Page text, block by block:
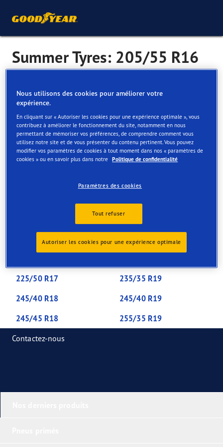
Summer Tyres: 205/55 R16
Summer tyres are designed for mild conditions, so can be
used year-round in many regions. They handle and grip
well on dry and wet roads, and work best above 7°C.
Designed to: provide excellent performance on both wet
and dry roads.
Consider if: you enjoy driving with precision and live in a
you, though - summer tyres offer impressive wet traction.
More popular summer tyre sizes
205/50 R17
225/40 R18
225/50 R17
235/35 R19
245/40 R18
245/40 R19
245/45 R18
255/35 R19
Contactez-nous
Nous utilisons des cookies pour améliorer votre
expérience.
En cliquant sur « Autoriser les cookies pour une expérience optimale », vous
contribuez à améliorer le fonctionnement du site, notamment en nous
permettant de mémoriser vos préférences, de comprendre comment vous
utilisez notre site et de vous présenter du contenu pertinent. Vous pouvez
modifier vos paramètres de cookies à tout moment dans nos « paramètres de
cookies » ou en savoir plus dans notre Politique de confidentialité
Paramètres des cookies
Tout refuser
Autoriser les cookies pour une expérience optimale